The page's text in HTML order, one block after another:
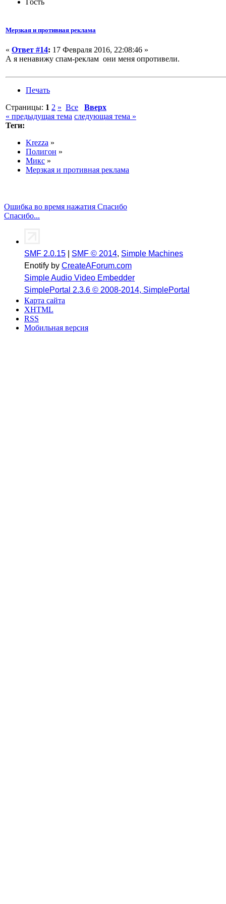
Гость
Мерзкая и противная реклама
« Ответ #14: 17 Февраля 2016, 22:08:46 »
А я ненавижу спам-реклам они меня опротивели.
Печать
Страницы: 1 2 » Все
Вверх
« предыдущая тема следующая тема »
Теги:
Krezza »
Полигон »
Микс »
Мерзкая и противная реклама
Ошибка во время нажатия Спасибо
Спасибо...
SMF 2.0.15 SMF © 2014, Simple Machines
Enotify by CreateAForum.com
Simple Audio Video Embedder
SimplePortal 2.3.6 © 2008-2014, SimplePortal
Карта сайта
XHTML
RSS
Мобильная версия